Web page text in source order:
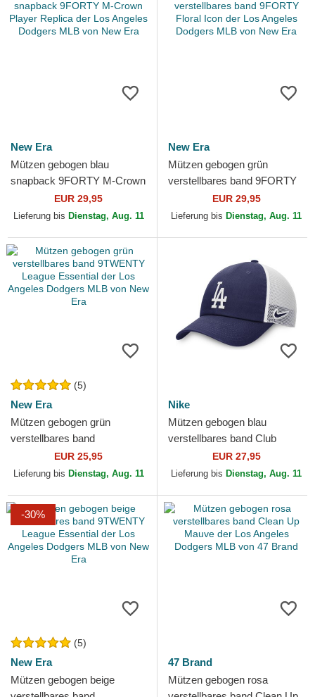
New Era
Mützen gebogen blau
snapback 9FORTY M-Crown
Player Replica der Los
Angeles Dodgers MLB von
EUR 29,95
Lieferung bis Dienstag, Aug. 11
New Era
Mützen gebogen grün
verstellbares band 9FORTY
Floral Icon der Los Angeles
Dodgers MLB von New Era
EUR 29,95
Lieferung bis Dienstag, Aug. 11
(5)
New Era
Mützen gebogen grün
verstellbares band
9TWENTY League Essential
der Los Angeles Dodgers
EUR 25,95
Lieferung bis Dienstag, Aug. 11
Nike
Mützen gebogen blau
verstellbares band Club
Unstructured der Los Angeles
Dodgers MLB von Nike
EUR 27,95
Lieferung bis Dienstag, Aug. 11
-30%
(5)
New Era
Mützen gebogen beige
47 Brand
Mützen gebogen rosa